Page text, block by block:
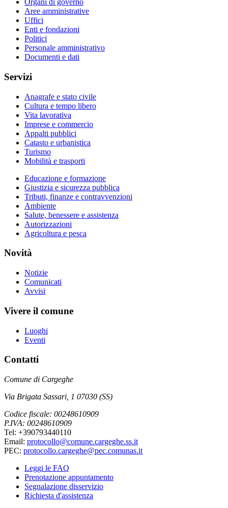
Organi di governo
Aree amministrative
Uffici
Enti e fondazioni
Politici
Personale amministrativo
Documenti e dati
Servizi
Anagrafe e stato civile
Cultura e tempo libero
Vita lavorativa
Imprese e commercio
Appalti pubblici
Catasto e urbanistica
Turismo
Mobilità e trasporti
Educazione e formazione
Giustizia e sicurezza pubblica
Tributi, finanze e contravvenzioni
Ambiente
Salute, benessere e assistenza
Autorizzazioni
Agricoltura e pesca
Novità
Notizie
Comunicati
Avvisi
Vivere il comune
Luoghi
Eventi
Contatti
Comune di Cargeghe
Via Brigata Sassari, 1 07030 (SS)
Codice fiscale: 00248610909
P.IVA: 00248610909
Tel: +390793440110
Email: protocollo@comune.cargeghe.ss.it
PEC: protocollo.cargeghe@pec.comunas.it
Leggi le FAQ
Prenotazione appuntamento
Segnalazione disservizio
Richiesta d'assistenza